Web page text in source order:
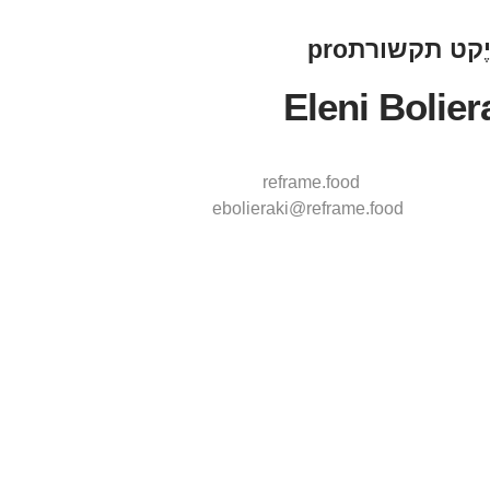
תקשורתpro
Eleni
reframe.food
ebolieraki@reframe.food